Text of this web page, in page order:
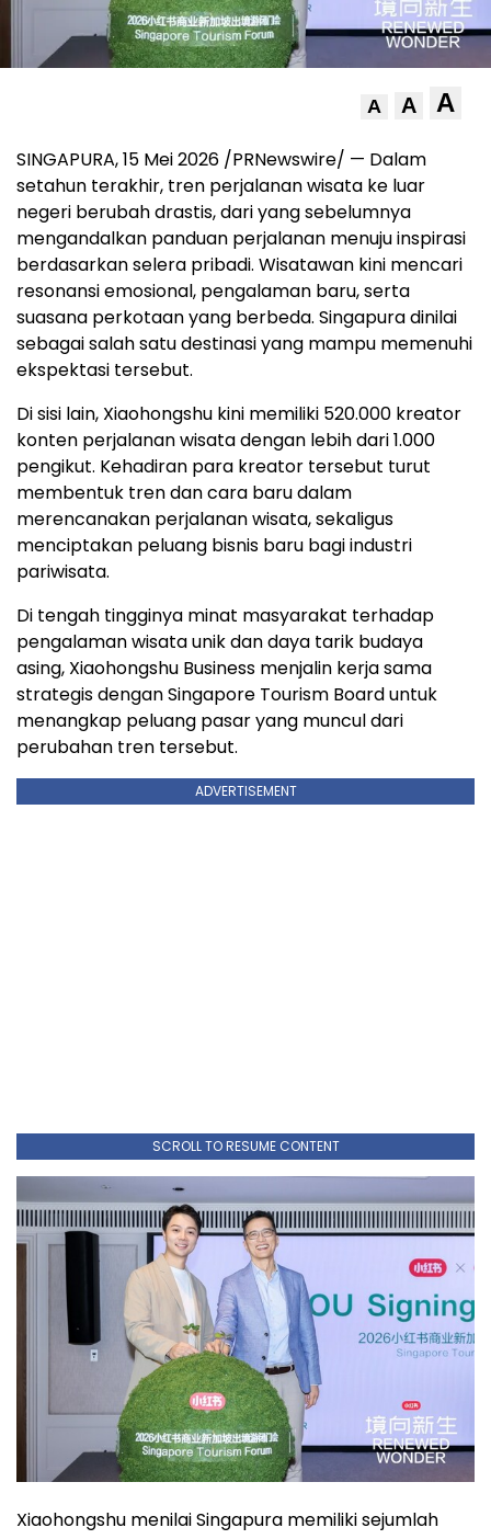
A A A
SINGAPURA, 15 Mei 2026 /PRNewswire/ — Dalam
setahun terakhir, tren perjalanan wisata ke luar
negeri berubah drastis, dari yang sebelumnya
mengandalkan panduan perjalanan menuju inspirasi
berdasarkan selera pribadi. Wisatawan kini mencari
resonansi emosional, pengalaman baru, serta
suasana perkotaan yang berbeda. Singapura dinilai
sebagai salah satu destinasi yang mampu memenuhi
ekspektasi tersebut.
Di sisi lain, Xiaohongshu kini memiliki 520.000 kreator
konten perjalanan wisata dengan lebih dari 1.000
pengikut. Kehadiran para kreator tersebut turut
membentuk tren dan cara baru dalam
merencanakan perjalanan wisata, sekaligus
menciptakan peluang bisnis baru bagi industri
pariwisata.
Di tengah tingginya minat masyarakat terhadap
pengalaman wisata unik dan daya tarik budaya
asing, Xiaohongshu Business menjalin kerja sama
strategis dengan Singapore Tourism Board untuk
menangkap peluang pasar yang muncul dari
perubahan tren tersebut.
ADVERTISEMENT
SCROLL TO RESUME CONTENT
Xiaohongshu menilai Singapura memiliki sejumlah